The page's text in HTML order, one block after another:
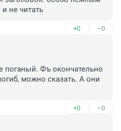
и не читать
+0 –0
поганый. Фъ окончательно
можно сказать. А они
+0 –0